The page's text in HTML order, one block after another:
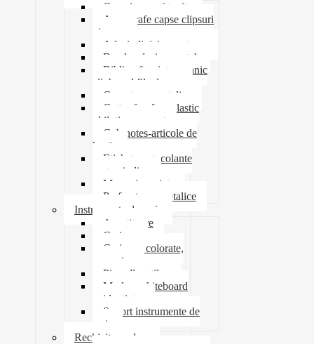
Cosuri suporti tavite
Ace agrafe capse clipsuri
pioneze
Adeziv lipici corectoare
Banda adeziva-scotch
Biblioraft caiet mecanic
clipboard file dosare
Capsatoare metalice
Cutter foarfeca elastic
ghilotina magnet
Cub notes-articole de
hartie
Etichete autocolante
carton indigo
Mape si serviete
Perforatoare metalice
Instrumente de scris
Ascutitoare
Carioca
Creioane colorate,
mecanice
Pix roller stilou
Marker whiteboard
evidentiator
Suport instrumente de
scris
Rechizite scolare